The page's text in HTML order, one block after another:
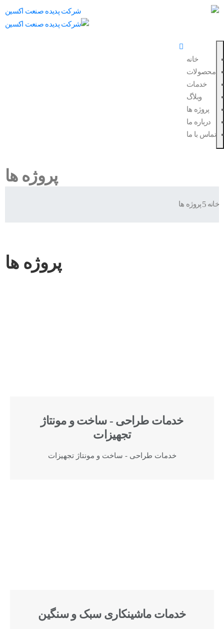
خانه
محصولات
خدمات
وبلاگ
پروژه ها
درباره ما
تماس با ما
پروژه ها
خانه پروژه ها
پروژه ها
خدمات طراحی - ساخت و مونتاژ
تجهیزات
خدمات طراحی - ساخت و مونتاژ تجهیزات
خدمات ماشینکاری سبک و سنگین